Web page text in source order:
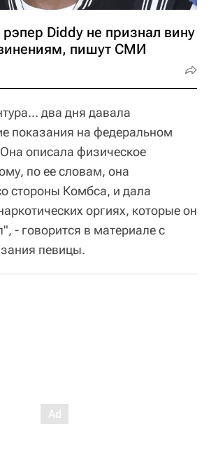
Diddy не признал вину
пишут СМИ
два дня давала
показания на федеральном
описала физическое
по ее словам, она
стороны Комбса, и дала
оргиях, которые он
- говорится в материале с
певицы.